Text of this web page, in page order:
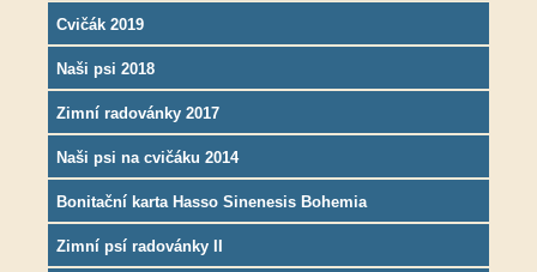
Cvičák 2019
Naši psi 2018
Zimní radovánky 2017
Naši psi na cvičáku 2014
Bonitační karta Hasso Sinenesis Bohemia
Zimní psí radovánky II